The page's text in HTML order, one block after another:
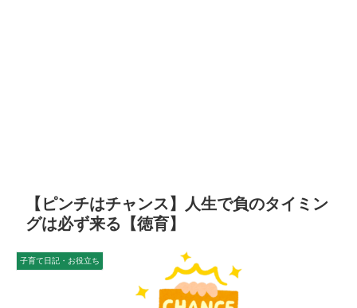
【ピンチはチャンス】人生で負のタイミン
グは必ず来る【徳育】
子育て日記・お役立ち